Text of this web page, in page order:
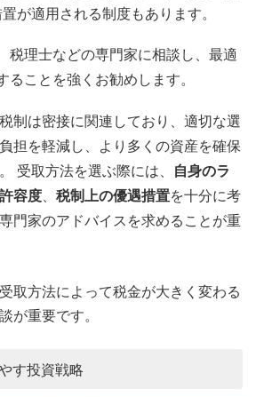
が適用される制度もあります。
税理士などの専門家に相談し、最適
ることを強くお勧めします。
制は密接に関連しており、適切な選
担を軽減し、より多くの資産を確保
受取方法を選ぶ際には、
自身のラ
容度 税制上の優遇措置を十分に考
門家のアドバイスを求めることが重
取方法によって税金が大きく変わる
が重要です。
す投資戦略